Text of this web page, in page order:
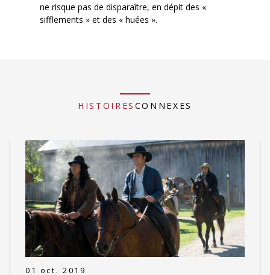
ne risque pas de disparaître, en dépit des «
sifflements » et des « huées ».
HISTOIRES CONNEXES
01 oct. 2019